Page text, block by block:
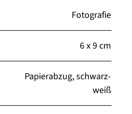
Fotografie
6 x 9 cm
Papierabzug, schwarz-
weiß